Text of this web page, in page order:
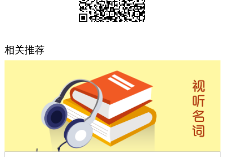
北京概况 十六区概览 人文北京
图说北京
相关推荐